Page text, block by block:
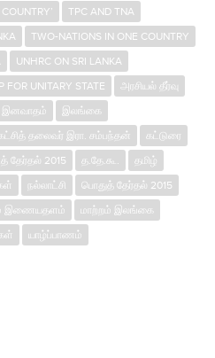
TPC AND TNA
TWO-NATIONS IN ONE COUNTRY
UNHRC ON SRI LANKA
FOR UNITARY STATE
அரசியல் தீர்வு
இனவாதம்
இலங்கை
தலைவர் இரா. சம்பந்தன்
கட்டுரை
தேர்தல் 2015 த.தே.கூ.
தமிழ்
நல்லாட்சி
பொதுத் தேர்தல் 2015
இணையதளம்
மாற்றம் இலங்கை
யாழ்ப்பாணம்